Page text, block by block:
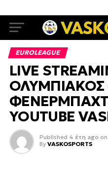
EUROLEAGUE
LIVE
ΟΛΥΜΠΙΑΚΟΣ
YOUTUBE
Published 4 έτη ago on
By VASKOSPORTS